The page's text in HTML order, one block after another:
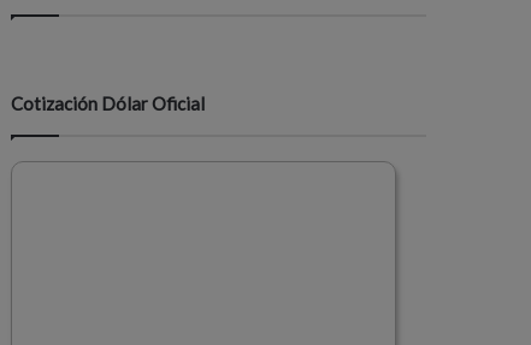
Cotización Dólar Oficial